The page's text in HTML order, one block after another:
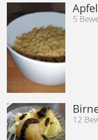
5
12